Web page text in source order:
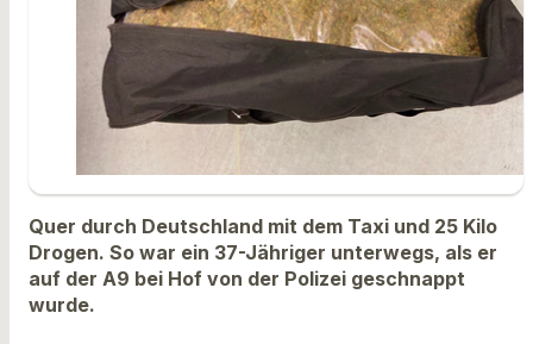
Quer durch Deutschland mit dem Taxi und 25 Kilo
Drogen. So war ein 37-Jähriger unterwegs, als er
auf der A9 bei Hof von der Polizei geschnappt
wurde.